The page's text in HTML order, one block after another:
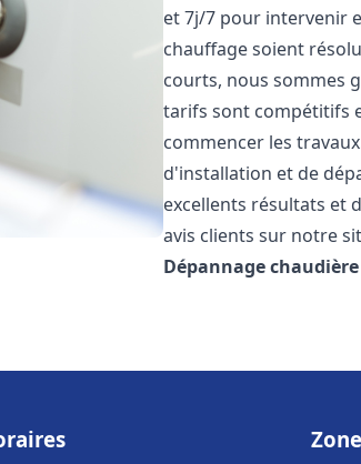
et 7j/7 pour intervenir
chauffage soient
courts, nous sommes
tarifs sont compétitifs
commencer les
d'installation et de
excellents résultats et
avis clients sur notre
Dépannage